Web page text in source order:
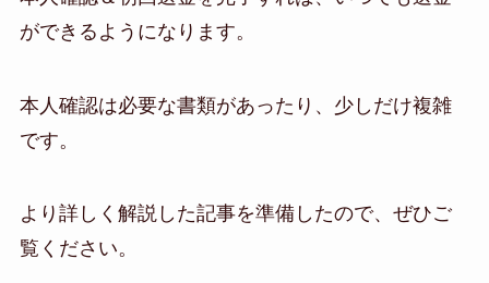
ができるようになります。
本人確認は必要な書類があったり、少しだけ複雑
です。
より詳しく解説した記事を準備したので、ぜひご
覧ください。